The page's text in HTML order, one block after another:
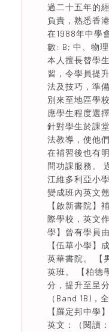
過二十五年的
負責，熟悉香
在1988年中學
數: B; 中、物
本人擅長替學
習，令學員提
法及技巧，準
別來至地區學
應學生程度選
針對學生於課
法教導，使他
在補習後也有
問功課服務。
江維多利亞小
變成班內英文
【啟新書院】
際學校，英文
學】曾有學員
【伍華小學】
英華書院。 【
英班。 【柏德
分，提升至呈
（Band 1B)，
【羅定邦中學
英文：（閱讀